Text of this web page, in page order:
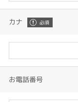
カナ
お電話番号